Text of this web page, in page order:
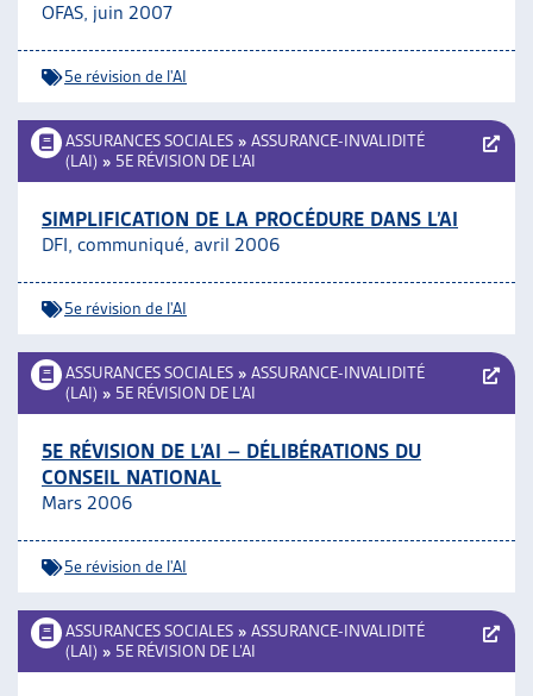
OFAS, juin 2007
5e révision de l'AI
ASSURANCES SOCIALES » ASSURANCE-INVALIDITÉ
(LAI) » 5E RÉVISION DE L’AI
SIMPLIFICATION DE LA PROCÉDURE DANS L’AI
DFI, communiqué, avril 2006
5e révision de l'AI
ASSURANCES SOCIALES » ASSURANCE-INVALIDITÉ
(LAI) » 5E RÉVISION DE L’AI
5E RÉVISION DE L’AI – DÉLIBÉRATIONS DU
CONSEIL NATIONAL
Mars 2006
5e révision de l'AI
ASSURANCES SOCIALES » ASSURANCE-INVALIDITÉ
(LAI) » 5E RÉVISION DE L’AI